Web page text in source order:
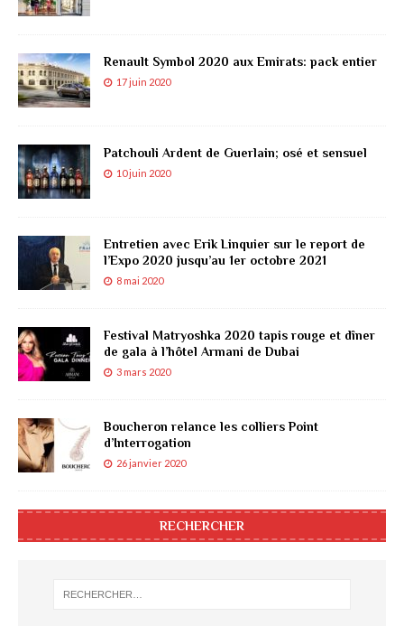
Renault Symbol 2020 aux Emirats: pack entier
17 juin 2020
Patchouli Ardent de Guerlain; osé et sensuel
10 juin 2020
Entretien avec Erik Linquier sur le report de
l’Expo 2020 jusqu’au 1er octobre 2021
8 mai 2020
Festival Matryoshka 2020 tapis rouge et dîner
de gala à l’hôtel Armani de Dubai
3 mars 2020
Boucheron relance les colliers Point
d’Interrogation
26 janvier 2020
RECHERCHER